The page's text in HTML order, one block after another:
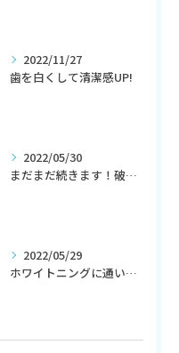
2022/11/27
歯を白くして清潔感UP!
2022/05/30
まだまだ続きます！破格の初回980円！
2022/05/29
ホワイトニングに通い初めて、生活習慣までも変わる？！